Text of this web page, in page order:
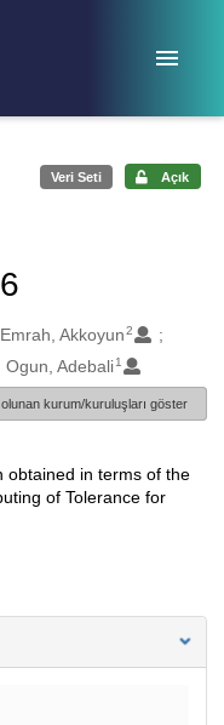
Veri Seti Açık
Emrah, Akkoyun2
Ogun, Adebali 1
olunan kurum/kuruluşları göster
obtained in terms of the
of Tolerance for